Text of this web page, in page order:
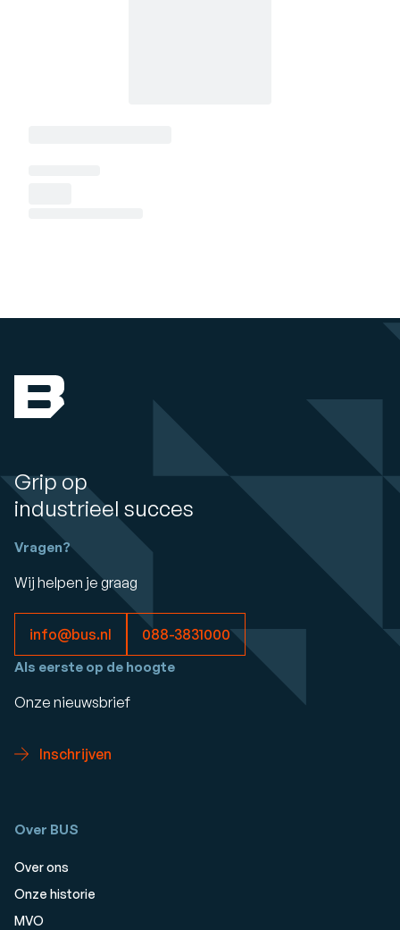
Grip op
industrieel succes
Vragen?
Wij helpen je graag
info@bus.nl 088-3831000
Als eerste op de hoogte
Onze nieuwsbrief
Inschrijven
Over BUS
Over ons
Onze historie
MVO